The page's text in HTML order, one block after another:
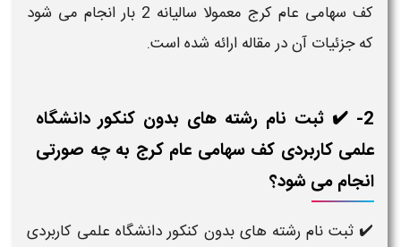
کف سهامی عام کرج معمولا سالیانه 2 بار انجام می شود
که جزئیات آن در مقاله ارائه شده است.
2- ✔️ ثبت نام رشته های بدون کنکور دانشگاه
علمی کاربردی کف سهامی عام کرج به چه صورتی
انجام می شود؟
✔️ ثبت نام رشته های بدون کنکور دانشگاه علمی کاربردی